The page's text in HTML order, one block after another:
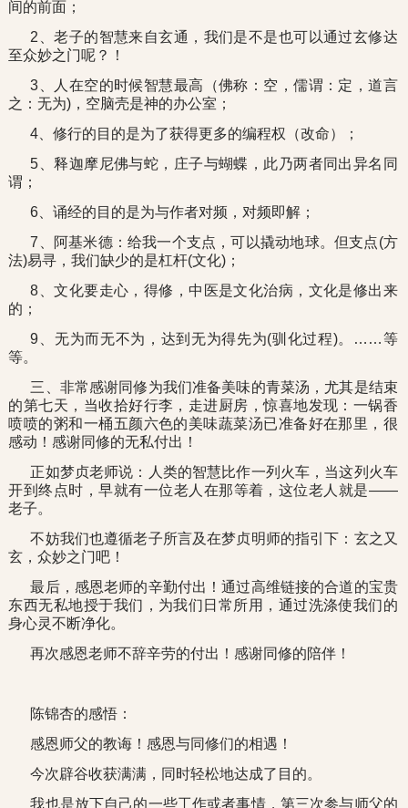
间的前面；
2、老子的智慧来自玄通，我们是不是也可以通过玄修达
至众妙之门呢？！
3、人在空的时候智慧最高（佛称：空，儒谓：定，道言
之：无为)，空脑壳是神的办公室；
4、修行的目的是为了获得更多的编程权（改命）；
5、释迦摩尼佛与蛇，庄子与蝴蝶，此乃两者同出异名同
谓；
6、诵经的目的是为与作者对频，对频即解；
7、阿基米德：给我一个支点，可以撬动地球。但支点(方
法)易寻，我们缺少的是杠杆(文化)；
8、文化要走心，得修，中医是文化治病，文化是修出来
的；
9、无为而无不为，达到无为得先为(驯化过程)。……等
等。
三、非常感谢同修为我们准备美味的青菜汤，尤其是结束
的第七天，当收拾好行李，走进厨房，惊喜地发现：一锅香
喷喷的粥和一桶五颜六色的美味蔬菜汤已准备好在那里，很
感动！感谢同修的无私付出！
正如梦贞老师说：人类的智慧比作一列火车，当这列火车
开到终点时，早就有一位老人在那等着，这位老人就是——
老子。
不妨我们也遵循老子所言及在梦贞明师的指引下：玄之又
玄，众妙之门吧！
最后，感恩老师的辛勤付出！通过高维链接的合道的宝贵
东西无私地授于我们，为我们日常所用，通过洗涤使我们的
身心灵不断净化。
再次感恩老师不辞辛劳的付出！感谢同修的陪伴！
陈锦杏的感悟：
感恩师父的教诲！感恩与同修们的相遇！
今次辟谷收获满满，同时轻松地达成了目的。
我也是放下自己的一些工作或者事情，第三次参与师父的